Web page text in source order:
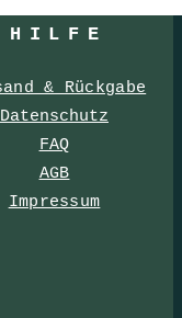
HILF E
& Rückgabe
Datenschutz
FAQ
AGB
Impressum